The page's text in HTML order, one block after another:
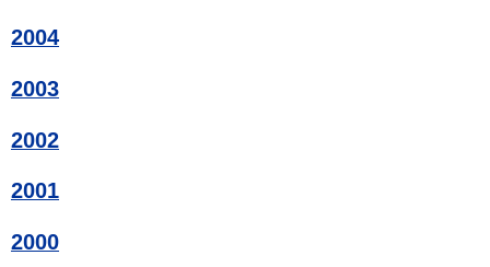
2004
2003
2002
2001
2000